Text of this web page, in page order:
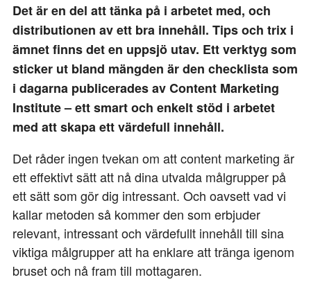
Det är en del att tänka på i arbetet med, och
distributionen av ett bra innehåll. Tips och trix i
ämnet finns det en uppsjö utav. Ett verktyg som
sticker ut bland mängden är den checklista som
i dagarna publicerades av Content Marketing
Institute – ett smart och enkelt stöd i arbetet
med att skapa ett värdefull innehåll.
Det råder ingen tvekan om att content marketing är
ett effektivt sätt att nå dina utvalda målgrupper på
ett sätt som gör dig intressant. Och oavsett vad vi
kallar metoden så kommer den som erbjuder
relevant, intressant och värdefullt innehåll till sina
viktiga målgrupper att ha enklare att tränga igenom
bruset och nå fram till mottagaren.